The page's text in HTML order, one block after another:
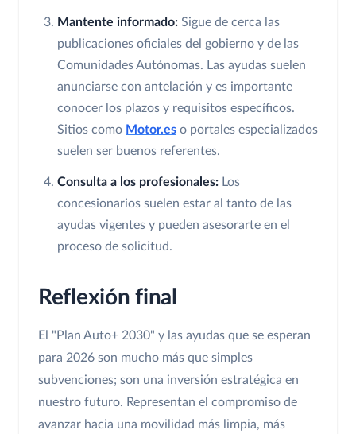
Mantente informado: Sigue de cerca las
publicaciones oficiales del gobierno y de las
Comunidades Autónomas. Las ayudas suelen
anunciarse con antelación y es importante
conocer los plazos y requisitos específicos.
Sitios como Motor.es o portales especializados
suelen ser buenos referentes.
Consulta a los profesionales: Los
concesionarios suelen estar al tanto de las
ayudas vigentes y pueden asesorarte en el
proceso de solicitud.
Reflexión final
El "Plan Auto+ 2030" y las ayudas que se esperan
para 2026 son mucho más que simples
subvenciones; son una inversión estratégica en
nuestro futuro. Representan el compromiso de
avanzar hacia una movilidad más limpia, más